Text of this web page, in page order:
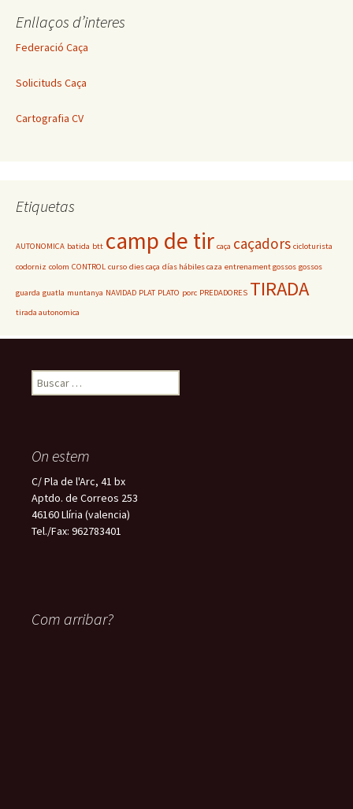
Enllaços d’interes
Federació Caça
Solicituds Caça
Cartografia CV
Etiquetas
AUTONOMICA batida btt camp de tir caça caçadors cicloturista
codorniz colom CONTROL curso dies caça días hábiles caza entrenament gossos gossos
guarda guatla muntanya NAVIDAD PLAT PLATO porc PREDADORES TIRADA
tirada autonomica
Buscar:
On estem
C/ Pla de l'Arc, 41 bx
Aptdo. de Correos 253
46160 Llíria (valencia)
Tel./Fax: 962783401
Com arribar?